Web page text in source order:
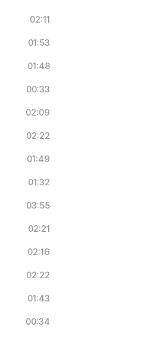
02:11
01:53
01:48
00:33
02:09
02:22
01:49
01:32
03:55
02:21
02:16
02:22
01:43
00:34